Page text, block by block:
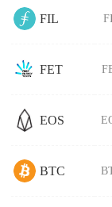
FIL
FET
EOS
BTC